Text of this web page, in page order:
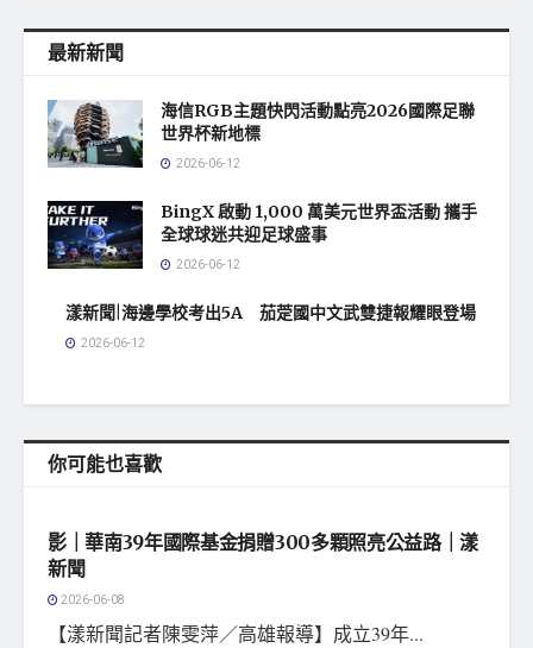
最新新聞
海信RGB主題快閃活動點亮2026國際足聯
世界杯新地標
2026-06-12
BingX 啟動 1,000 萬美元世界盃活動 攜手
全球球迷共迎足球盛事
2026-06-12
漾新聞|海邊學校考出5A 茄萣國中文武雙捷報耀眼登場
2026-06-12
你可能也喜歡
影｜華南39年國際基金捐贈300多顆照亮公益路｜漾
新聞
2026-06-08
【漾新聞記者陳雯萍／高雄報導】成立39年...